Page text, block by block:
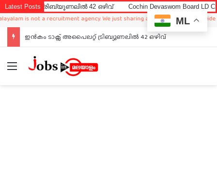
Latest Posts 42 ഒഴിവ് Cochin Devaswom Board LD Clerk Exam
is not a recruitment agency. We just sharing available job in worldwide
ഇൻകം ടാക്സ് അപൈലറ്റ് ട്രിബ്യൂണലിൽ 42 ഒഴിവ്
Menu
ML